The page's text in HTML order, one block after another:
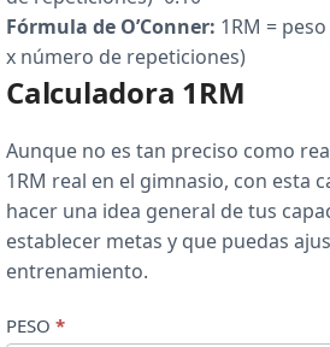
Fórmula de O’Conner: 1RM =
x número de repeticiones)
Calculadora 1RM
Aunque no es tan preciso como
1RM real en el gimnasio, con esta
hacer una idea general de tus
establecer metas y que puedas
entrenamiento.
Calculadora
PESO *